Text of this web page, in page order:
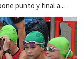
punto y final a...